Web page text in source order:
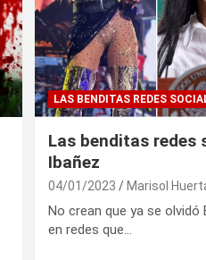
LAS BENDITAS REDES
Las benditas redes
Ibañez
04/01/2023 Marisol
No crean que ya se
en redes que…